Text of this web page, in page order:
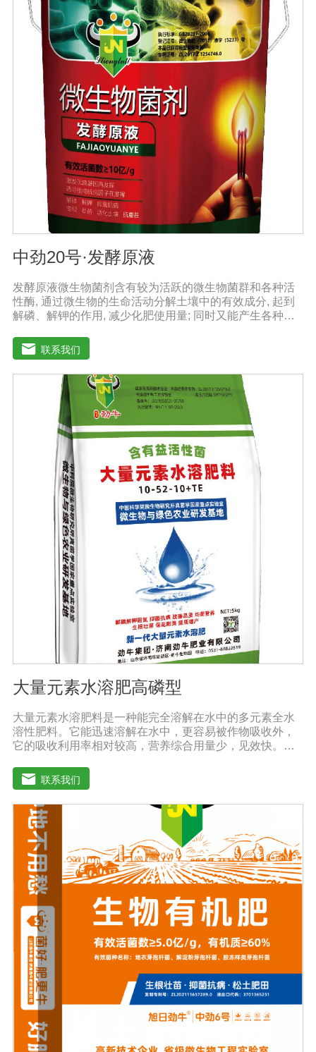
色，叶子又厚又亮。果树、瓜类、豆类等作物在开花前后
喷洒，也可防止谢花落果。具有显著的保花保果作用，也
是大量元素水溶性肥料的主要作用之一。3.果实大、颗粒
重、早熟、高产果树、瓜类、豆类等多种作物。在果实期
喷洒可以增加果实，提前成熟，在抽穗期和灌浆期喷洒谷
物可以使抽穗整齐，重量显著增加。4.灾后恢复，抗旱、
防涝、防虫。风灾后，喷洒能迅速恢复生长，抵抗农作物
病虫害，与农药混合喷洒，病株恢复更快。
中劲20号·发酵原液
发酵原液微生物菌剂含有较为活跃的微生物菌群和各种活
性酶, 通过微生物的生命活动分解土壤中的有效成分, 起到
解磷、解钾的作用, 减少化肥使用量; 同时又能产生各种农
刺激调节植物生长; 并且能产生抗生素、系统防卫酶等多种
物质, 可以抑制细菌或真菌性病害或诱导系统抗性, 间接达
到促进植物生长的作用。【产品功能】1、改善土填养分疏
松土壤, 提高土壤通透性和保水保肥能力, 增加土壤有机质
防止板结, 有效解决因连工连作、重茬等原因造成的减产问
题。2、解磷解钾、提高化肥利用率有效菌能分解土壤中的
有机质, 减少氨肥的流失; 其中解钾解磷菌能将土壤中固化
的化学钾肥、化学磷肥分解转化为速效钾、速效磷。3、改
善作物品质使用菌剂后, 作物中的蛋白质、糖分、氮基酸、
维生素等有益成分含量有所提高, 起到改善作物品质的作
用。4、增强作物的抗逆性能、提高产量分泌赤霉素、细胞
分裂素、生长素等活性物质, 刺激、调节、促进作物的生长
发育, 增强农作物的抗逆性能, 有利于农作物的增产5、预
防、抑制细菌、真菌性病害如:小麦根腐病、镰刀菌、姜腐
病、黄萎病、灰葡萄孢、香蕉与棉花等枯萎病。
联系我们
大量元素水溶肥高磷型
大量元素水溶肥料是一种能完全溶解在水中的多元素全水
溶性肥料。它能迅速溶解在水中，更容易被作物吸收外，
它的吸收利用率相对较高，营养综合用量少，见效快。用
体肥料。使用方法：灌溉施肥，灌溉包括灌溉、滴灌等灌
溉方式，不仅节约用水，而且节约施肥，而且植物吸收
快。叶面施肥，将肥料稀释溶解在水中喷洒叶面，或溶解
在水中，均匀喷洒叶面，通过叶面孔进入植物，植物可以
通过叶片营养吸收，大大提高了肥料的吸收利用效率。利
用大量元素水溶性肥料收获的农产品，大大降低了农药残
留，确保了食用的绿色和安全。此外，作物中蛋白质、
糖、氨基酸、维生素等有益成分的含量显著增加，颗粒丰
满光滑，蔬菜和水果颜色明亮，也能减少烟硝酸盐的积
累，提高农产品的安全性。
联系我们